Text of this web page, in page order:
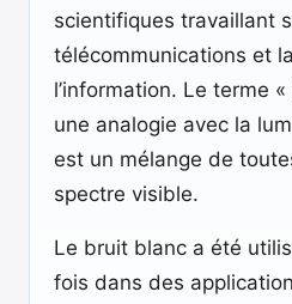
scientifiques travaillant
télécommunications et
l’information. Le terme
une analogie avec la
est un mélange de
spectre visible.
Le bruit blanc a été
fois dans des